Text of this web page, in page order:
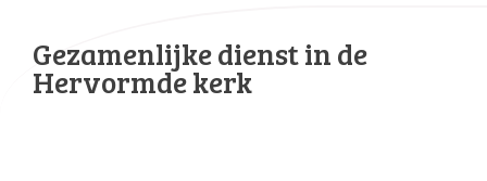
Gezamenlijke dienst in de
Hervormde kerk